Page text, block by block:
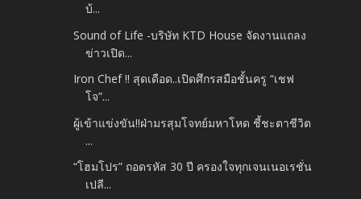
บ้...
Sound of Life -บริษัท KTD House จัดงานแถลง
ข่าวเปิด...
Iron Chef !! สุดเดือด..เปิดศึกรสมือชั้นครู “เชฟ
โจ”...
ผู้เข้าแข่งขัน!!ฝ่ามรสุมโจทย์มหาโหด ชี้ชะตาชีวิต
...
“โฮมโปร” ถอดรหัส 30 ปี ครองใจทุกเจนเนอเรชั่น
เปลี...